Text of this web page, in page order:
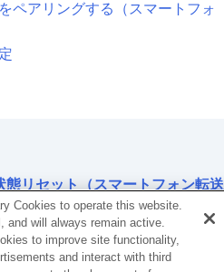
ペアリングする（ スマートフォ
態リセット（スマートフォン転
TP1001368901
アがVer.2.00未満の場合は下記URLの
Cookies to operate this website.
and will always remain active.
to improve site functionality,
and interact with third